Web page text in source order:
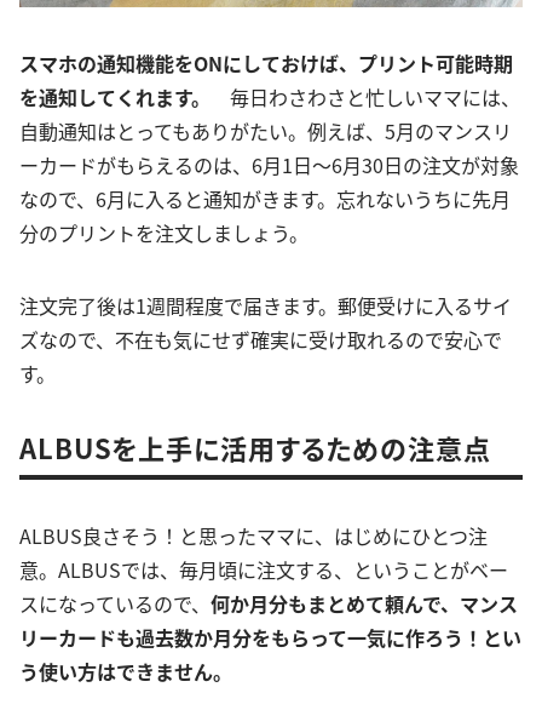
スマホの通知機能をONにしておけば、プリント可能時期
を通知してくれます。
毎日わさわさと忙しいママには、
自動通知はとってもありがたい。例えば、5月のマンスリ
ーカードがもらえるのは、6月1日～6月30日の注文が対象
なので、6月に入ると通知がきます。忘れないうちに先月
分のプリントを注文しましょう。
注文完了後は1週間程度で届きます。郵便受けに入るサイ
ズなので、不在も気にせず確実に受け取れるので安心で
す。
ALBUSを上手に活用するための注意点
ALBUS良さそう！と思ったママに、はじめにひとつ注
意。ALBUSでは、毎月頃に注文する、ということがベー
スになっているので、 何か月分もまとめて頼んで、マンス
リーカードも過去数か月分をもらって一気に作ろう！とい
う使い方はできません。